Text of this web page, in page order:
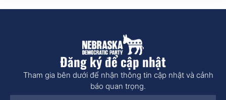
Đăng ký để cập nhật
Tham gia bên dưới để nhận thông tin cập nhật và cảnh
báo quan trọng.